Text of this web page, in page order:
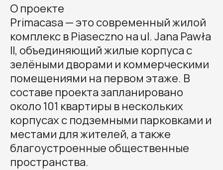
О проекте
Primacasa — это современный жилой
комплекс в Piaseczno на ul. Jana Pawła
II, объединяющий жилые корпуса с
зелёными дворами и коммерческими
помещениями на первом этаже. В
составе проекта запланировано
около 101 квартиры в нескольких
корпусах с подземными парковками и
местами для жителей, а также
благоустроенные общественные
пространства.